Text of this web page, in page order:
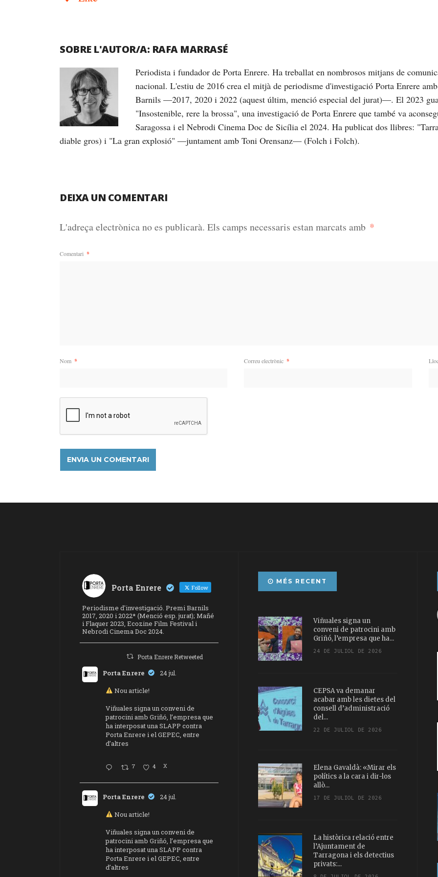
SOBRE L'AUTOR/A: RAFA MARRASÉ
Periodista i fundador de Porta Enrere. Ha treballat en nombrosos mitjans de
nacional. L'estiu de 2016 crea el mitjà de periodisme d'investigació Porta Enrere
Barnils —2017, 2020 i 2022 (aquest últim, menció especial del jurat)—. El 2023
"Insostenible, rere la brossa", una investigació de Porta Enrere que també va
Saragossa i el Nebrodi Cinema Doc de Sicília el 2024. Ha publicat dos llibres:
diable gros) i "La gran explosió" —juntament amb Toni Orensanz— (Folch i Folch).
DEIXA UN COMENTARI
L'adreça electrònica no es publicarà. Els camps necessaris estan marcats amb *
Comentari *
Nom * Correu electrònic *
Porta Enrere Follow
Periodisme d'investigació. Premi Barnils
2017, 2020 i 2022* (Menció esp. jurat); Mañé
i Flaquer 2023, Ecozine Film Festival i
Nebrodi Cinema Doc 2024.
Porta Enrere Retweeted
Porta Enrere 24 jul.
Nou article!
Viñuales signa un conveni de
patrocini amb Griñó, l’empresa que
ha interposat una SLAPP contra
Porta Enrere i el GEPEC, entre
d’altres
7 4 X
Porta Enrere 24 jul.
Nou article!
Viñuales signa un conveni de
patrocini amb Griñó, l’empresa que
ha interposat una SLAPP contra
Porta Enrere i el GEPEC, entre
d’altres
MÉS RECENT
Viñuales signa un
conveni de patrocini amb
Griñó, l’empresa que ha...
24 DE JULIOL DE 2026
CEPSA va demanar
acabar amb les dietes del
consell d’administració
del...
22 DE JULIOL DE 2026
Elena Gavaldà: «Mirar els
polítics a la cara i dir-los
allò...
17 DE JULIOL DE 2026
La històrica relació entre
l’Ajuntament de
Tarragona i els detectius
privats:...